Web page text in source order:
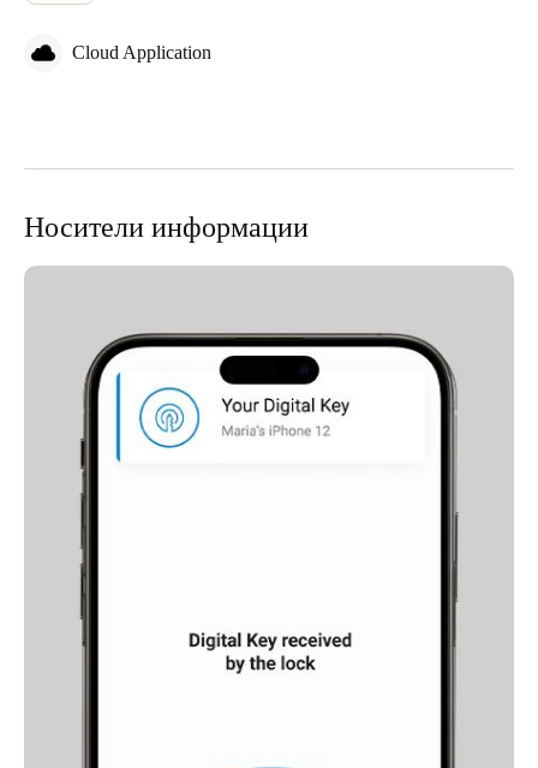
Cloud Application
Носители информации